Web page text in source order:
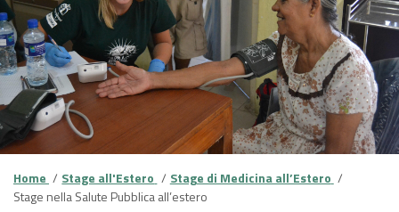
Home Stage all'Estero
Stage di Medicina all’Estero
Stage nella Salute Pubblica all’estero